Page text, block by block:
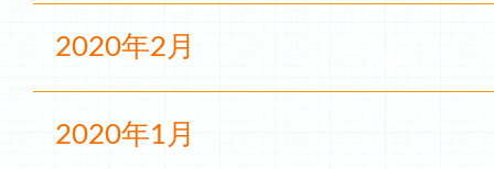
2020年2月
2020年1月